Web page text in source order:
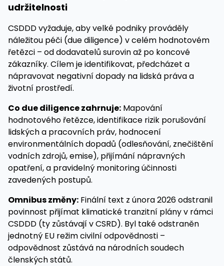
udržitelnosti
CSDDD vyžaduje, aby velké podniky prováděly
náležitou péči (due diligence) v celém hodnotovém
řetězci – od dodavatelů surovin až po koncové
zákazníky. Cílem je identifikovat, předcházet a
nápravovat negativní dopady na lidská práva a
životní prostředí.
Co due diligence zahrnuje: Mapování
hodnotového řetězce, identifikace rizik porušování
lidských a pracovních práv, hodnocení
environmentálních dopadů (odlesňování, znečištění
vodních zdrojů, emise), přijímání nápravných
opatření, a pravidelný monitoring účinnosti
zavedených postupů.
Omnibus změny: Finální text z února 2026 odstranil
povinnost přijímat klimatické tranzitní plány v rámci
CSDDD (ty zůstávají v CSRD). Byl také odstraněn
jednotný EU režim civilní odpovědnosti –
odpovědnost zůstává na národních soudech
členských států.